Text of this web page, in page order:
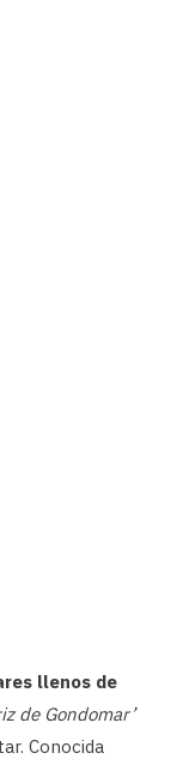
llenos de
de Gondomar’
Conocida